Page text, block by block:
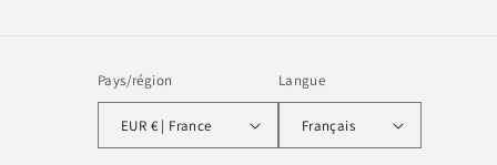
Pays/région
EUR € | France
Langue
Français